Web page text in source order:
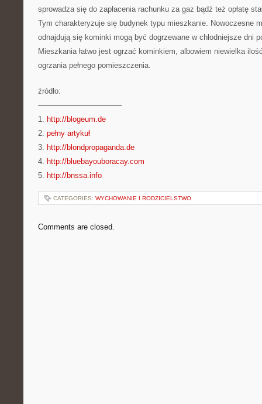
sprowadza się do zapłacenia rachunku za gaz bądź też opłatę
Tym charakteryzuje się budynek typu mieszkanie. Nowoczesne
odnajdują się kominki mogą być dogrzewane w chłodniejsze dni
Mieszkania łatwo jest ogrzać kominkiem, albowiem niewielka
ogrzania pełnego pomieszczenia.
źródło:
———————————
1. http://blogeum.de
2. pełny artykuł
3. http://blondpropaganda.de
4. http://bluebayouboracay.com
5. http://bnssa.info
CATEGORIES: WYCHOWANIE I RODZICIELSTWO
Comments are closed.